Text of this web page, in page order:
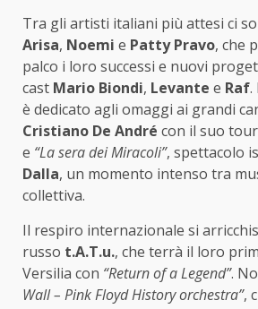
Tra gli artisti italiani più attesi ci
Arisa, Noemi e Patty Pravo, che
palco i loro successi e nuovi
cast Mario Biondi, Levante e Raf.
è dedicato agli omaggi ai grandi
Cristiano De André con il suo
e “La sera dei Miracoli”, spettacolo
Dalla, un momento intenso tra
collettiva.
Il respiro internazionale si
russo t.A.T.u., che terrà il loro
Versilia con “Return of a Legend”.
Wall – Pink Floyd History orchestra”,